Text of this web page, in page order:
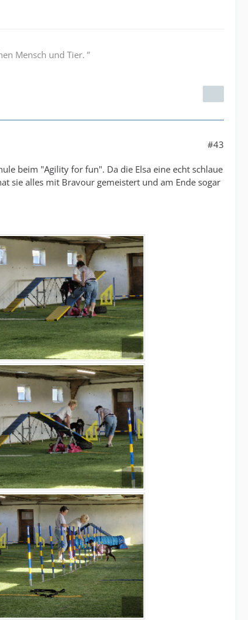
Mensch und Tier. ”
#43
beim "Agility for fun". Da die Elsa eine echt schlaue
sie alles mit Bravour gemeistert und am Ende sogar